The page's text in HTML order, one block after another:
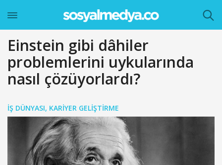
Einstein gibi dâhiler
problemlerini uykularında
nasıl çözüyorlardı?
İŞ DÜNYASI, KARIYER GELIŞTIRME